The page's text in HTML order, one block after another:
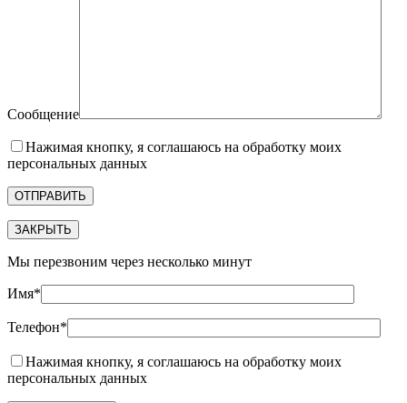
Сообщение
Нажимая кнопку, я соглашаюсь на обработку моих
персональных данных
ЗАКРЫТЬ
Мы перезвоним через несколько минут
Имя*
Телефон*
Нажимая кнопку, я соглашаюсь на обработку моих
персональных данных